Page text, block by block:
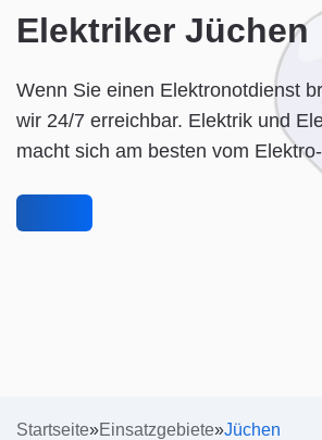
Elektriker Jüchen
Wenn Sie einen Elektronotdienst
wir 24/7 erreichbar. Elektrik und
macht sich am besten vom
Startseite»Einsatzgebiete»Jüchen